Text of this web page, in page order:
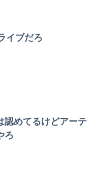
イブだろ
認めてるけどアーテ
ろ